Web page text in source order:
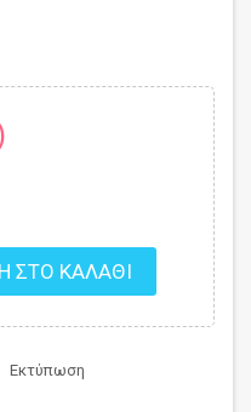
ΣΤΟ ΚΑΛΆΘΙ
Εκτύπωση